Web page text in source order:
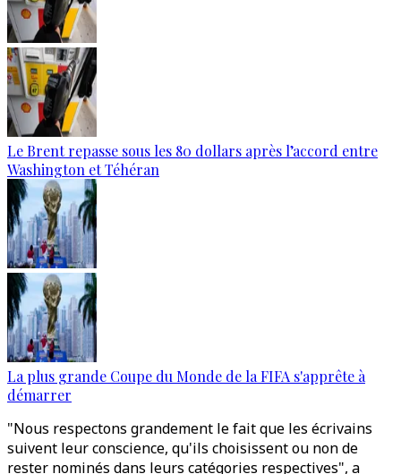
Le Brent repasse sous les 80 dollars après l’accord entre
Washington et Téhéran
La plus grande Coupe du Monde de la FIFA s'apprête à
démarrer
"Nous respectons grandement le fait que les écrivains
suivent leur conscience, qu'ils choisissent ou non de
rester nominés dans leurs catégories respectives", a